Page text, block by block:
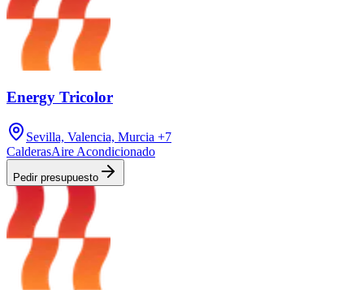
Energy Tricolor
Sevilla, Valencia, Murcia +7
CalderasAire Acondicionado
Pedir presupuesto